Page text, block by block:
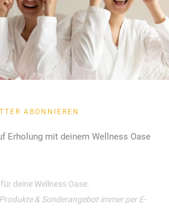
ABONNIEREN
Erholung mit deinem Wellness Oase
deine Wellness Oase.
& Sonderangebot immer per E-